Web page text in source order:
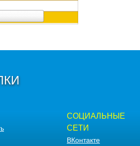
СОЦИАЛЬНЫЕ
СЕТИ
ВКонтакте